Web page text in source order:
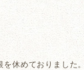
休めておりました。